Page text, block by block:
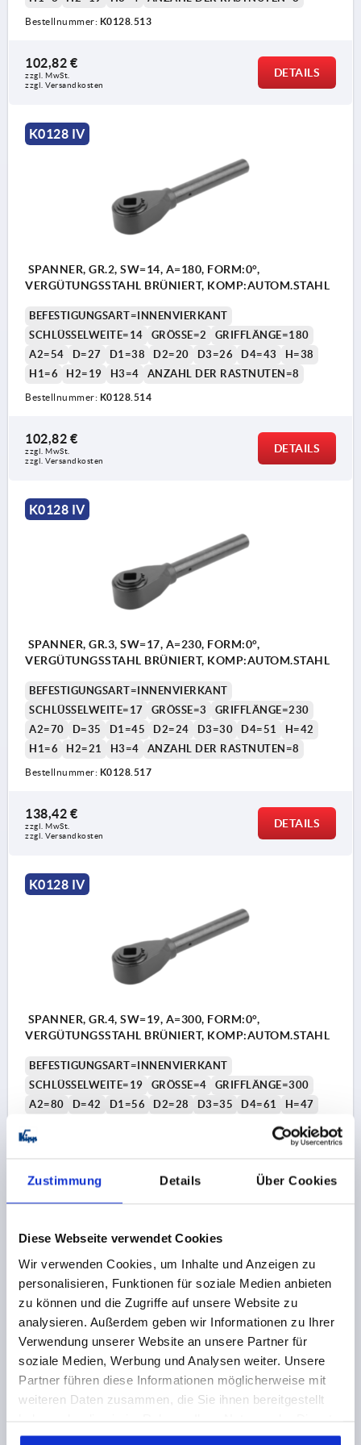
Zustimmung Details Über Cookies
Diese Webseite verwendet Cookies
Wir verwenden Cookies, um Inhalte und Anzeigen zu
personalisieren, Funktionen für soziale Medien anbieten
zu können und die Zugriffe auf unsere Website zu
analysieren. Außerdem geben wir Informationen zu Ihrer
Verwendung unserer Website an unsere Partner für
soziale Medien, Werbung und Analysen weiter. Unsere
Partner führen diese Informationen möglicherweise mit
weiteren Daten zusammen, die Sie ihnen bereitgestellt
gesammelt haben.
Bestellnummer: K0128.513
102,82 €
zzgl. MwSt.
zzgl. Versandkosten
DETAILS
K0128 IV
SPANNER, GR.2, SW=14, A=180, FORM:0°,
VERGÜTUNGSSTAHL BRÜNIERT, KOMP:AUTOM.STAHL
BEFESTIGUNGSART=INNENVIERKANT
SCHLÜSSELWEITE=14
GRÖSSE=2
GRIFFLÄNGE=180
A2=54
D=27 D1=38 D2=20 D3=26 D4=43
H=38
H1=6
H2=19 H3=4 ANZAHL DER RASTNUTEN=8
Bestellnummer: K0128.514
102,82 €
zzgl. MwSt.
zzgl. Versandkosten
DETAILS
K0128 IV
SPANNER, GR.3, SW=17, A=230, FORM:0°,
VERGÜTUNGSSTAHL BRÜNIERT, KOMP:AUTOM.STAHL
BEFESTIGUNGSART=INNENVIERKANT
SCHLÜSSELWEITE=17
GRÖSSE=3
GRIFFLÄNGE=230
A2=70
D=35 D1=45 D2=24 D3=30 D4=51
H=42
H1=6
H2=21 H3=4 ANZAHL DER RASTNUTEN=8
Bestellnummer: K0128.517
138,42 €
zzgl. MwSt.
zzgl. Versandkosten
DETAILS
K0128 IV
SPANNER, GR.4, SW=19, A=300, FORM:0°,
VERGÜTUNGSSTAHL BRÜNIERT, KOMP:AUTOM.STAHL
BEFESTIGUNGSART=INNENVIERKANT
SCHLÜSSELWEITE=19
GRÖSSE=4
GRIFFLÄNGE=300
A2=80
D=42 D1=56 D2=28 D3=35 D4=61
H=47
ANZAHL DER RASTNUTEN=9
Bestellnummer:
190,61 €
zzgl. MwSt.
K0128 IV
SPANNER, GR.4, SW=20, A=300, FORM:0°,